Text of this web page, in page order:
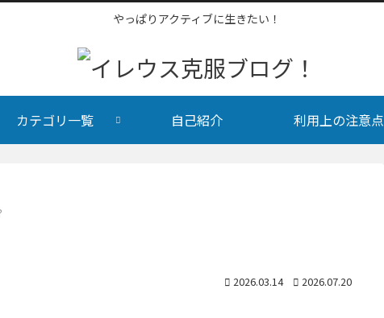
やっぱりアクティブに生きたい！
カテゴリ一覧 自己紹介 利用上の注意点
2026.03.14 2026.07.20